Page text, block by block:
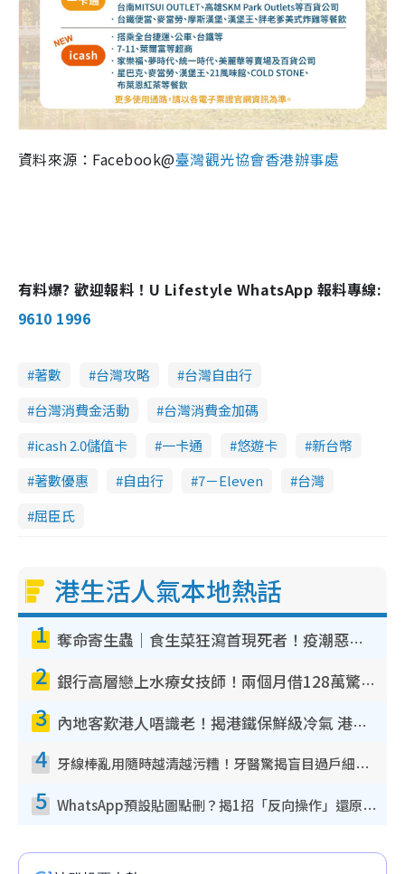
資料來源：Facebook@臺灣觀光協會香港辦事處
有料爆? 歡迎報料！U Lifestyle WhatsApp 報料專線:
9610 1996
著數 台灣攻略
台灣自由行
台灣消費金活動
台灣消費金加碼
icash 2.0儲值卡
一卡通 悠遊卡
新台幣
著數優惠
自由行 7－Eleven
台灣
屈臣氏
港生活人氣本地熱話
1 奪命寄生蟲｜食生菜狂瀉首現死者！疫潮惡化錄1.8萬宗病例 揭洗菜3大謬誤
2 銀行高層戀上水療女技師！兩個月借128萬驚覺「沉船」沉落火海 揭背後疑似邪教操控賣淫
3 內地客歎港人唔識老！揭港鐵保鮮級冷氣 港人求放過：咪投訴
4 牙線棒亂用隨時越清越污糟！牙醫驚揭盲目過戶細菌恐致蛀牙：呢種先係日常真保養
5 WhatsApp預設貼圖點刪？揭1招「反向操作」還原簡潔介面 附3步實測教學